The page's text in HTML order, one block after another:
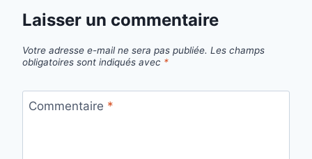
Laisser un commentaire
Votre adresse e-mail ne sera pas publiée. Les champs
obligatoires sont indiqués avec *
Commentaire *